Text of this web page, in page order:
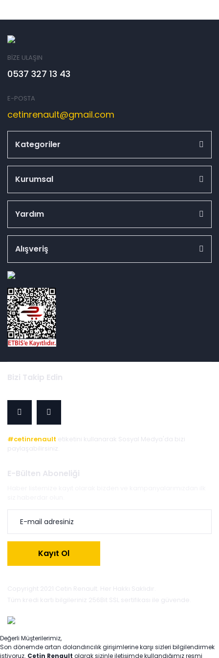
BİZE ULAŞIN
0537 327 13 43
E-POSTA
cetinrenault@gmail.com
Kategoriler
Kurumsal
Yardım
Alışveriş
Bizi Takip Edin
#cetinrenault etiketini kullanarak Sosyal Medya'da bizi
paylaşabilirsiniz.
E-Bülten Aboneliği
Kayıt Ol
Copyright 2021 Cetin Renault. Her Hakkı Saklıdır.
Tüm kredi kartı bilgileriniz 256Bit SSL sertifikası ile güvende.
Değerli Müşterilerimiz,
Son dönemde artan dolandırıcılık girişimlerine karşı sizleri bilgilendirmek
istiyoruz. Çetin Renault olarak sizinle iletişimde kullandığımız resmi